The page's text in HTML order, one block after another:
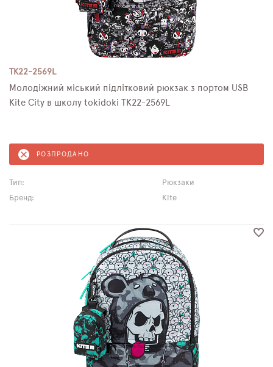
TK22-2569L
Молодіжний міський підлітковий рюкзак з портом USB
Kite City в школу tokidoki TK22-2569L
РОЗПРОДАНО
Тип:
Рюкзаки
Бренд:
Kite